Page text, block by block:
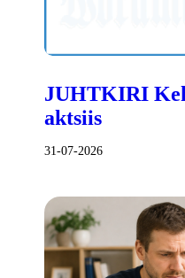
JUHTKIRI
aktsiis
31-07-2026